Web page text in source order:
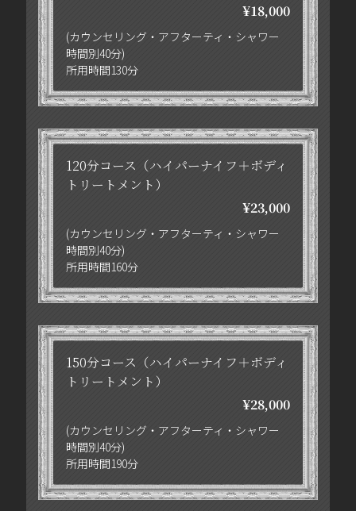
¥18,000
(カウンセリング・アフターティ・シャワー
時間別40分)
所用時間130分
120分コース（ハイパーナイフ＋ボディ
トリートメント）
¥23,000
(カウンセリング・アフターティ・シャワー
時間別40分)
所用時間160分
150分コース（ハイパーナイフ＋ボディ
トリートメント）
¥28,000
(カウンセリング・アフターティ・シャワー
時間別40分)
所用時間190分